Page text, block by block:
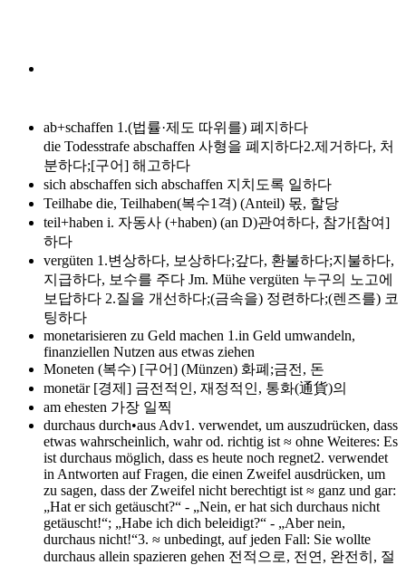
ab+schaffen 1.(법률·제도 따위를) 폐지하다
die Todesstrafe abschaffen 사형을 폐지하다2.제거하다, 처
분하다;[구어] 해고하다
sich abschaffen sich abschaffen 지치도록 일하다
Teilhabe die, Teilhaben(복수1격) (Anteil) 몫, 할당
teil+haben i. 자동사 (+haben) (an D)관여하다, 참가[참여]
하다
vergüten 1.변상하다, 보상하다;갚다, 환불하다;지불하다,
지급하다, 보수를 주다 Jm. Mühe vergüten 누구의 노고에
보답하다 2.질을 개선하다;(금속을) 정련하다;(렌즈를) 코
팅하다
monetarisieren zu Geld machen 1.in Geld umwandeln,
finanziellen Nutzen aus etwas ziehen
Moneten (복수) [구어] (Münzen) 화폐;금전, 돈
monetär [경제] 금전적인, 재정적인, 통화(通貨)의
am ehesten 가장 일찍
durchaus durch•aus Adv1. verwendet, um auszudrücken, dass
etwas wahrscheinlich, wahr od. richtig ist ≈ ohne Weiteres: Es
ist durchaus möglich, dass es heute noch regnet2. verwendet
in Antworten auf Fragen, die einen Zweifel ausdrücken, um
zu sagen, dass der Zweifel nicht berechtigt ist ≈ ganz und gar:
„Hat er sich getäuscht?“ - „Nein, er hat sich durchaus nicht
getäuscht!“; „Habe ich dich beleidigt?“ - „Aber nein,
durchaus nicht!“3. ≈ unbedingt, auf jeden Fall: Sie wollte
durchaus allein spazieren gehen 전적으로, 전연, 완전히, 절